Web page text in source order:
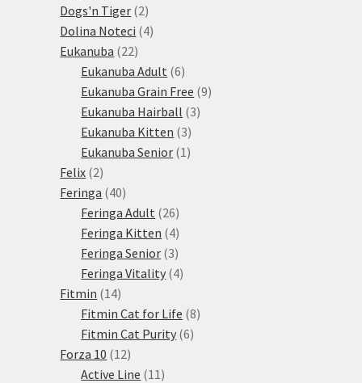
produktů
Dogs'n Tiger 22
produkty
Dolina Noteci 44
Eukanuba 2222
produktů
Eukanuba Adult 66
produktů
Eukanuba Grain Free 99
Eukanuba Hairball 33
Eukanuba Kitten 33
produkty
Eukanuba Senior 1 1
Felix 22
produkty
Feringa 4040
produktů
Feringa Adult 2626
produktů
Feringa Kitten 44
produkty
Feringa Senior 33
produkty
Feringa Vitality 44
Fitmin 1414
produktů
Fitmin Cat for Life 88
Fitmin Cat Purity 66
Forza 10 1212
produktů
Active Line 11 11